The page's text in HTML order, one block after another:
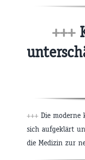
+++
+++ Die moderne
sich aufgeklärt
die Medizin zur